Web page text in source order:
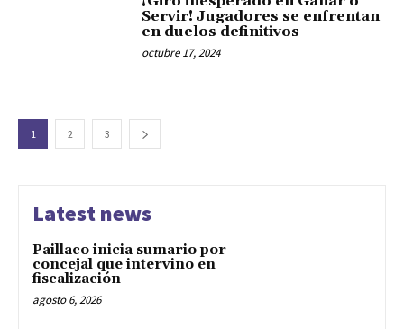
Servir! Jugadores se enfrentan
en duelos definitivos
octubre 17, 2024
1 2 3
Latest news
Paillaco inicia sumario por
concejal que intervino en
fiscalización
agosto 6, 2026